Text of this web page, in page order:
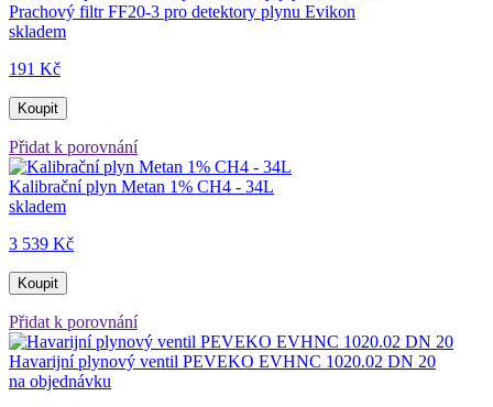
Prachový filtr FF20-3 pro detektory plynu Evikon
skladem
191 Kč
Koupit
Přidat k porovnání
Kalibrační plyn Metan 1% CH4 - 34L
skladem
3 539 Kč
Koupit
Přidat k porovnání
Havarijní plynový ventil PEVEKO EVHNC 1020.02 DN 20
na objednávku